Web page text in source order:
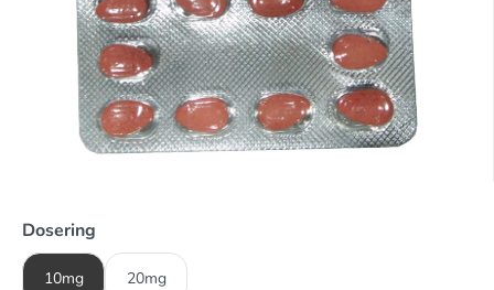
Dosering
10mg 20mg